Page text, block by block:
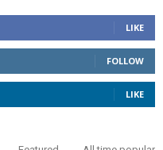
LIKE
FOLLOW
LIKE